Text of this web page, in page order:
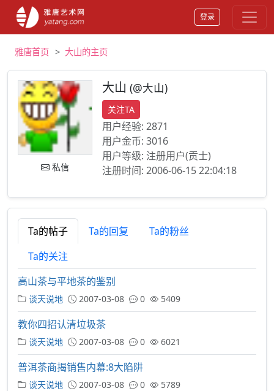
登录
雅唐首页 大山的主页
私信
大山 (@大山)
关注TA
用户经验: 2871
用户金币: 3016
用户等级: 注册用户(贡士)
注册时间: 2006-06-15 22:04:18
Ta的帖子 Ta的回复
Ta的粉丝
Ta的关注
高山茶与平地茶的鉴别
谈天说地 2007-03-08 0 5409
教你四招认清垃圾茶
谈天说地 2007-03-08 0 6021
普洱茶商揭销售内幕:8大陷阱
谈天说地 2007-03-08 0 5789